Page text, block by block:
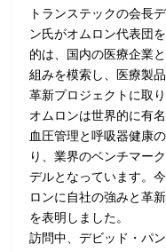
トランステックの会長
ン氏がオムロン代表団
的は、国内の医療企業
組みを模索し、医療製
革新プロジェクトに取
オムロンは世界的に有
血圧管理と呼吸器健康
り、業界のベンチマー
デルとなっています。
ロンに自社の強みと革
を表明しました。
訪問中、デビッド・パ